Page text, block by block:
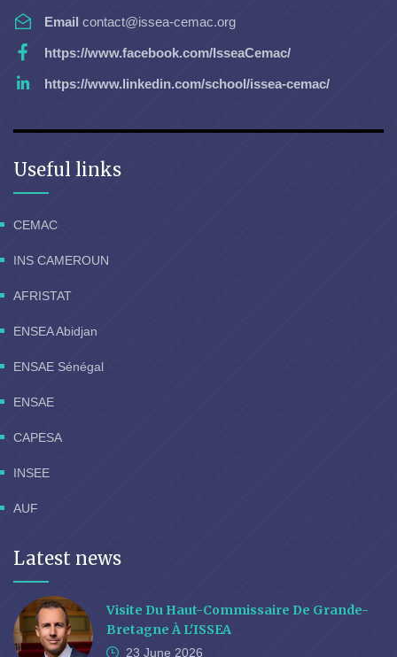
Email contact@issea-cemac.org
https://www.facebook.com/IsseaCemac/
https://www.linkedin.com/school/issea-cemac/
Useful links
CEMAC
INS CAMEROUN
AFRISTAT
ENSEA Abidjan
ENSAE Sénégal
ENSAE
CAPESA
INSEE
AUF
Latest news
Visite Du Haut-Commissaire De Grande-
Bretagne À L'ISSEA
23 June 2026